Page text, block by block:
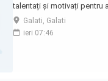
talentați și motivați pentru
echipei noastre part-time
proiect. Dacă ai experiență
instalațiilor electrice și îți
Galati, Galati
ieri 07:46